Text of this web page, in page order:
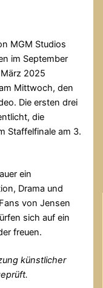
MGM Studios
im September
2025
Mittwoch, den
Die ersten drei
die
Staffelfinale am 3.
ein
Drama und
von Jensen
sich auf ein
freuen.
künstlicher